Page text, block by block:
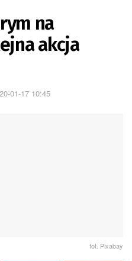
na
akcja
01-17 10:45
fot. Pixabay